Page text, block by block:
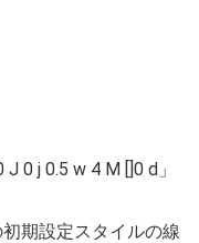
0 j 0.5 w 4 M []0 d」
期設定スタイルの線